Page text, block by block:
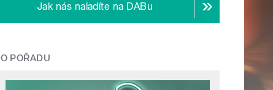
Jak nás naladíte na DABu
O POŘADU